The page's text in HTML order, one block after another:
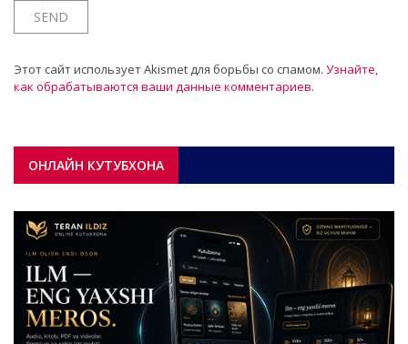
Этот сайт использует Akismet для борьбы со спамом. Узнайте,
как обрабатываются ваши данные комментариев.
ОНЛАЙН КУТУБХОНА